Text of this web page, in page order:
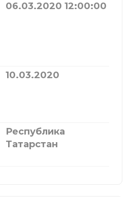
06.03.2020 12:00:00
10.03.2020
Республика
Татарстан